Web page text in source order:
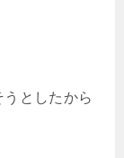
としたから